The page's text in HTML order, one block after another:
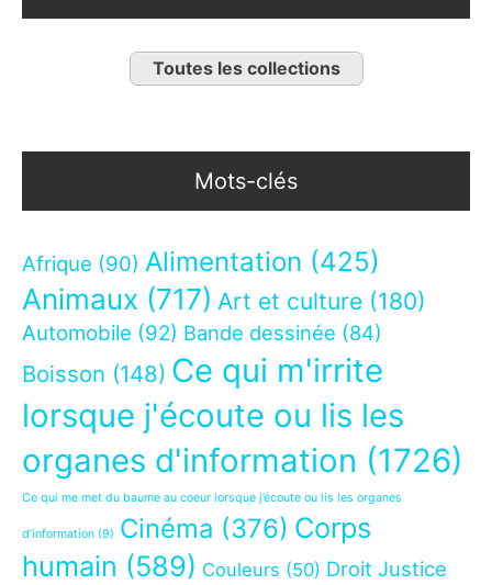
Toutes les collections
Mots-clés
Afrique (90) Alimentation (425)
Animaux (717) Art et culture (180)
Automobile (92) Bande dessinée (84)
Boisson (148) Ce qui m'irrite
lorsque j'écoute ou lis les
organes d'information (1726)
Ce qui me met du baume au coeur lorsque j’écoute ou lis les organes
d’information (9) Cinéma (376) Corps
humain (589) Couleurs (50) Droit Justice